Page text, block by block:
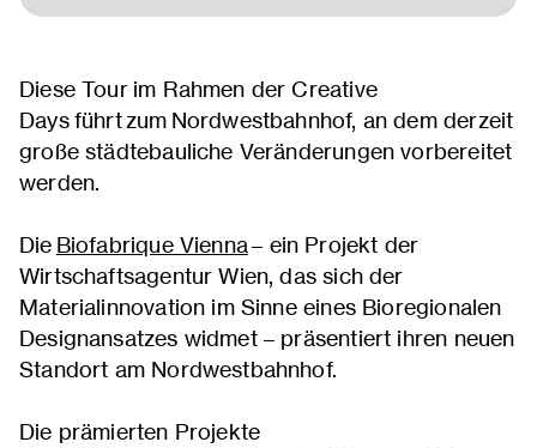
Diese Tour im Rahmen der Creative
Days führt zum Nordwestbahnhof, an dem derzeit
große städtebauliche Veränderungen vorbereitet
werden.
Die Biofabrique Vienna– ein Projekt der
Wirtschaftsagentur Wien, das sich der
Materialinnovation im Sinne eines Bioregionalen
Designansatzes widmet – präsentiert ihren neuen
Standort am Nordwestbahnhof.
Die prämierten Projekte